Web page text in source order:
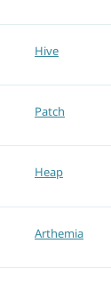
Hive
Patch
Heap
Arthemia